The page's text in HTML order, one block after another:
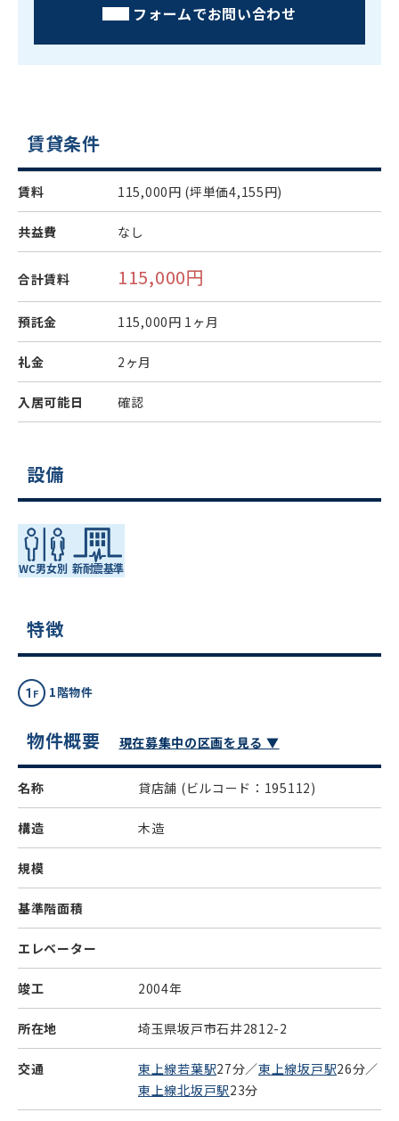
フォームでお問い合わせ
賃貸条件
賃料 115,000円 (坪単価4,155円)
共益費 なし
合計賃料 115,000円
預託金 115,000円 1ヶ月
礼金 2ヶ月
入居可能日 確認
設備
特徴
1階物件
物件概要 現在募集中の区画を見る ▼
名称 貸店舗 (ビルコード：195112)
構造 木造
規模
基準階面積
エレベーター
竣工 2004年
所在地 埼玉県坂戸市石井2812-2
交通 東上線若葉駅27分／東上線坂戸駅26分／
東上線北坂戸駅23分